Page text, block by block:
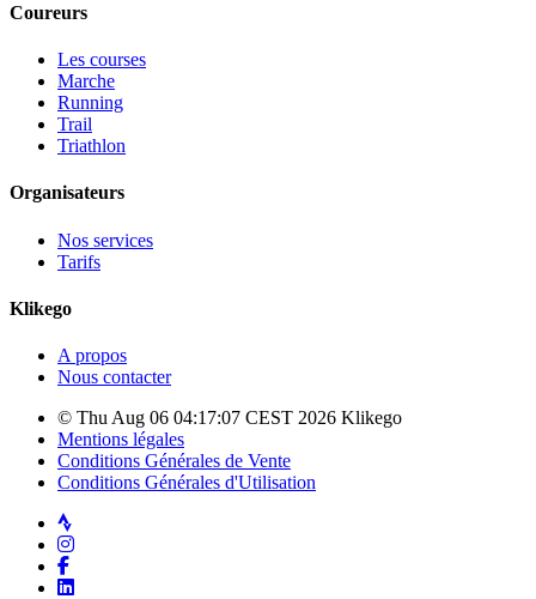
Coureurs
Les courses
Marche
Running
Trail
Triathlon
Organisateurs
Nos services
Tarifs
Klikego
A propos
Nous contacter
© Thu Aug 06 04:17:07 CEST 2026 Klikego
Mentions légales
Conditions Générales de Vente
Conditions Générales d'Utilisation
Strava
Instagram
Facebook
LinkedIn